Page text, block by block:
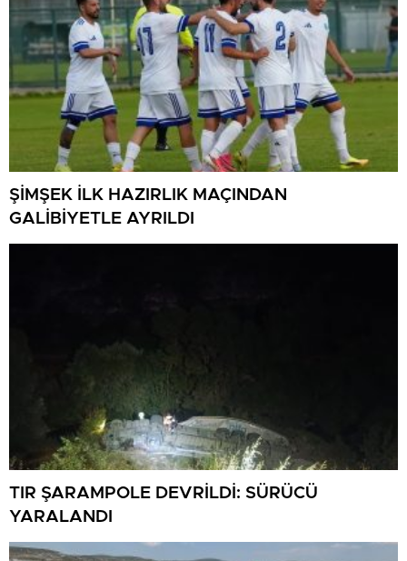
ŞİMŞEK İLK HAZIRLIK MAÇINDAN
GALİBİYETLE AYRILDI
TIR ŞARAMPOLE DEVRİLDİ: SÜRÜCÜ
YARALANDI